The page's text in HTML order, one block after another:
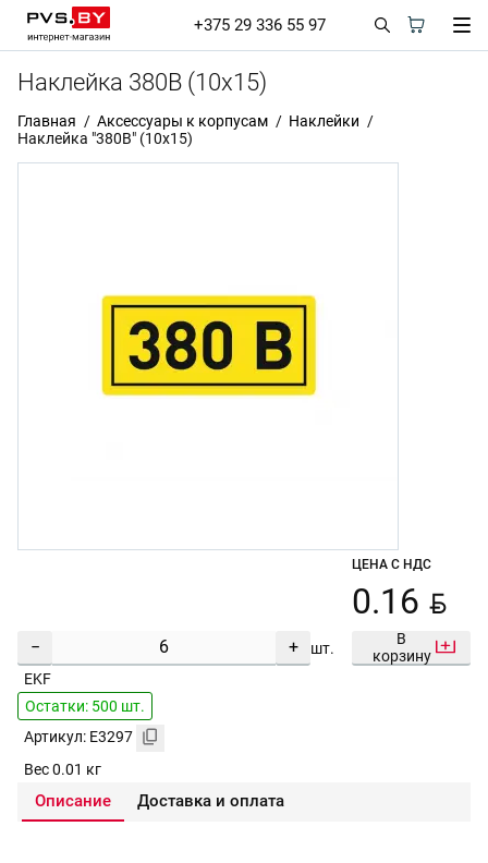
+375 29 336 55 97
Наклейка 380В (10х15)
Главная Аксессуары к корпусам
Наклейки
Наклейка "380В" (10х15)
− + шт.
ЦЕНА С НДС
0.16 BYN
В
корзину
EKF
Остатки: 500 шт.
Артикул: E3297
Вес 0.01 кг
Описание Доставка и оплата